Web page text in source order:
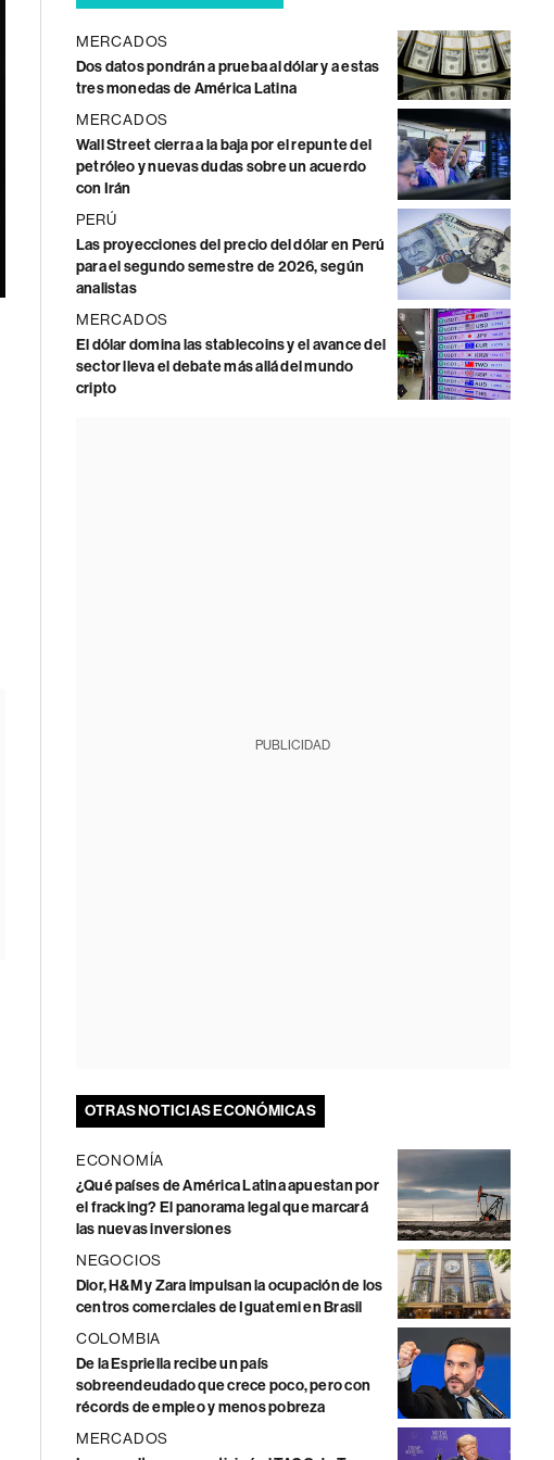
MERCADOS
Dos datos pondrán a prueba al dólar y a estas
tres monedas de América Latina
MERCADOS
Wall Street cierra a la baja por el repunte del
petróleo y nuevas dudas sobre un acuerdo
con Irán
PERÚ
Las proyecciones del precio del dólar en Perú
para el segundo semestre de 2026, según
analistas
MERCADOS
El dólar domina las stablecoins y el avance del
sector lleva el debate más allá del mundo
cripto
PUBLICIDAD
OTRAS NOTICIAS ECONÓMICAS
ECONOMÍA
¿Qué países de América Latina apuestan por
el fracking? El panorama legal que marcará
las nuevas inversiones
NEGOCIOS
Dior, H&M y Zara impulsan la ocupación de los
centros comerciales de Iguatemi en Brasil
COLOMBIA
De la Espriella recibe un país
sobreendeudado que crece poco, pero con
récords de empleo y menos pobreza
MERCADOS